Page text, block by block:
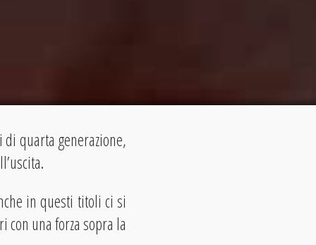
quarta generazione,
in questi titoli ci si
con una forza sopra la